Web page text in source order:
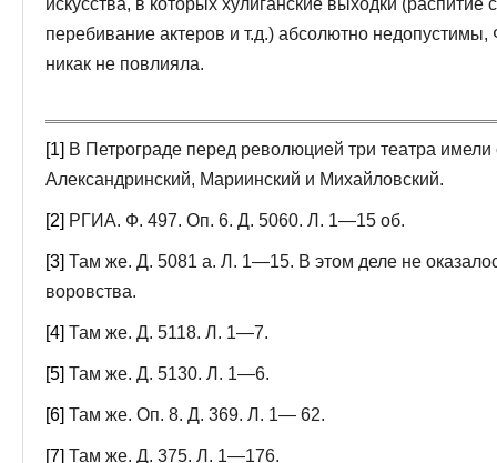
искусства, в которых хулиган­ские выходки
перебива­ние актеров и т.д.) абсолютно
никак не повлияла.
[1] В Петрограде перед революцией три театра имели
Александринский, Мариинский и Ми­хайловский.
[2] РГИА. Ф. 497. Оп. 6. Д. 5060. Л. 1—15 об.
[3] Там же. Д. 5081 а. Л. 1—15. В этом деле не
воровства.
[4] Там же. Д. 5118. Л. 1—7.
[5] Там же. Д. 5130. Л. 1—6.
[6] Там же. Оп. 8. Д. 369. Л. 1— 62.
[7] Там же. Д. 375. Л. 1—176.